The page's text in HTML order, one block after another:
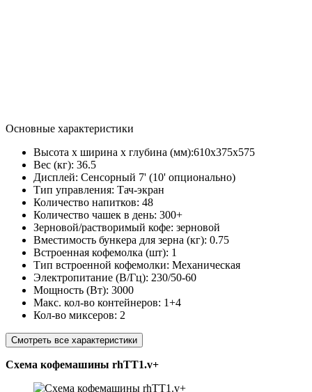
Основные характеристики
Высота х ширина х глубина (мм):610х375х575
Вес (кг): 36.5
Дисплей: Сенсорный 7' (10' опционально)
Тип управления: Тач-экран
Количество напитков: 48
Количество чашек в день: 300+
Зерновой/растворимый кофе: зерновой
Вместимость бункера для зерна (кг): 0.75
Встроенная кофемолка (шт): 1
Тип встроенной кофемолки: Механическая
Электропитание (В/Гц): 230/50-60
Мощность (Вт): 3000
Макс. кол-во контейнеров: 1+4
Кол-во миксеров: 2
Смотреть все характеристики
Схема кофемашины rhTT1.v+